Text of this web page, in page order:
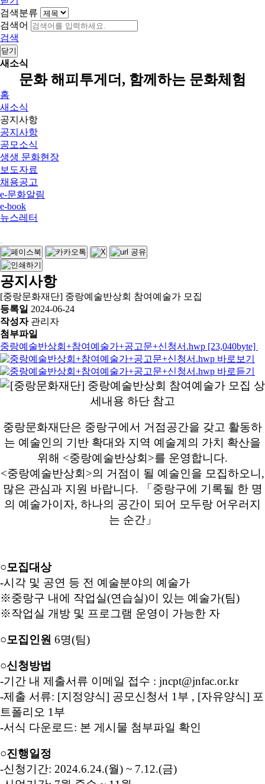
검색분류
검색어
검색
닫기
새소식
문화 해피투게더, 함께하는 문화체험
홈
새소식
공지사항
공지사항
공모소식
생생 문화현장
보도자료
채용공고
e-문화알림
e-book
뉴스레터
공지사항
[중랑문화재단] 중랑예술반상회 참여예술가 모집
등록일 2024-06-24
작성자 관리자
첨부파일
중랑예술반상회+참여예술가+공고문+신청서.hwp [23,040byte]
중랑문화재단은 중랑구에서 거점공간을 갖고 활동하
는 예술인의 기반 확대와 지역 예술계의 가치 확산을
위해 <중랑예술반상회>를 운영합니다.
<중랑예술반상회>의 거점이 될 예술인을 모집하오니,
많은 관심과 지원 바랍니다.
「중랑구에 기록될 한 명
의 예술가이자, 하나의 공간이 되어 모두랑 어우러지
는 순간」
○모집대상
-시각 및 공연 등 전 예술분야의 예술가
※중랑구 내에 작업실(연습실)이 있는 예술가(팀)
※작업실 개방 및 프로그램 운영이 가능한 자
○모집인원 6명(팀)
○신청방법
-기간 내 제출서류 이메일 접수 : jncpt@jnfac.or.kr
-제출 서류: [지정양식] 공모신청서 1부 , [자유양식] 포
트폴리오 1부
-서식 다운로드: 본 게시물 첨부파일 확인
○진행일정
-신청기간: 2024.6.24.(월) ~ 7.12.(금)